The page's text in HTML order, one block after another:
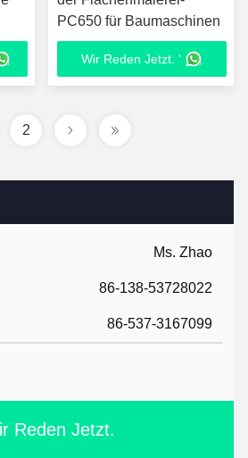
Ms. Zhao
86-138-53728022
86-537-3167099
Reden Jetzt.
PC650 für Baumaschinen
Wir Reden Jetzt. '
2